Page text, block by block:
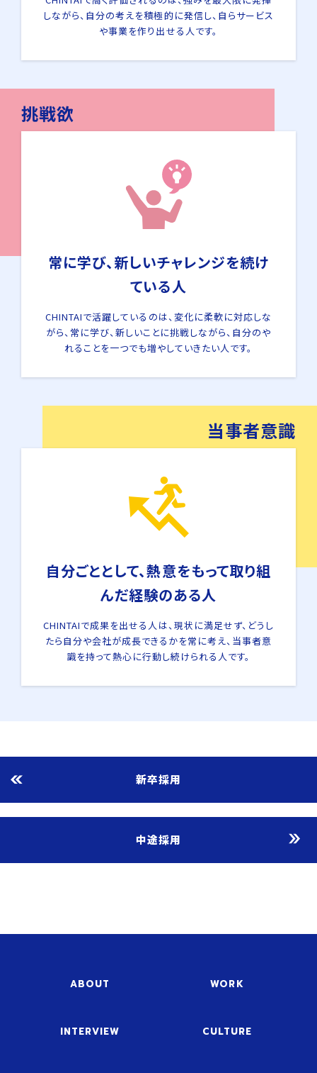
しながら、自分の考えを積極的に発信し、自らサービス
や事業を作り出せる人です。
挑戦欲
常に学び、新しいチャレンジを続け
ている人
CHINTAIで活躍しているのは、変化に柔軟に対応しな
がら、常に学び、新しいことに挑戦しながら、自分のや
れることを一つでも増やしていきたい人です。
当事者意識
自分ごととして、熱意をもって取り組
んだ経験のある人
CHINTAIで成果を出せる人は、現状に満足せず、どうし
たら自分や会社が成長できるかを常に考え、当事者意
識を持って熱心に行動し続けられる人です。
新卒採用
中途採用
ABOUT WORK
INTERVIEW CULTURE